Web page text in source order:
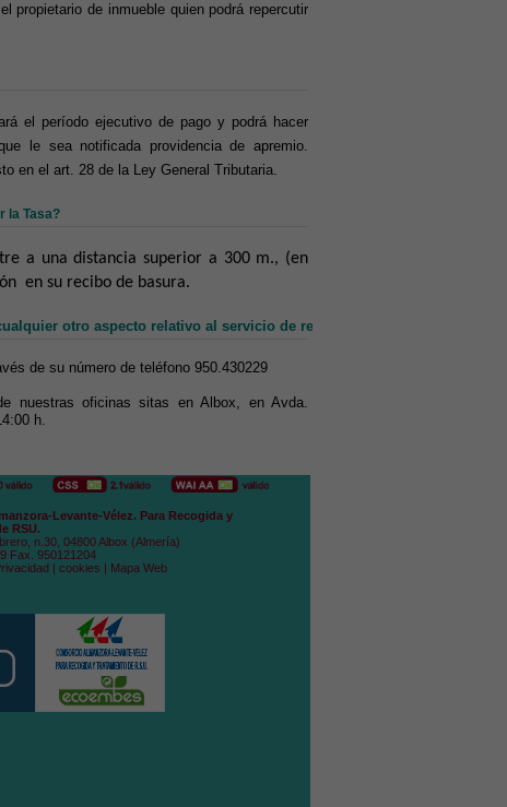
propietario de inmueble quien podrá repercutir
el período ejecutivo de pago y podrá hacer
le sea notificada providencia de apremio.
en el art. 28 de la Ley General Tributaria.
la Tasa?
a una distancia superior a 300 m., (en
en su recibo de basura.
otro aspecto relativo al servicio de recogida, transporte y
de su número de teléfono 950.430229
nuestras oficinas sitas en Albox, en Avda.
h.
Levante-Vélez. Para Recogida y
RSU.
n.30, 04800 Albox (Almería)
Fax. 950121204
| cookies | Mapa Web